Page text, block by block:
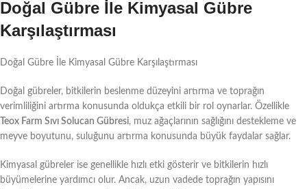
Doğal Gübre İle Kimyasal Gübre
Karşılaştırması
Doğal Gübre İle Kimyasal Gübre Karşılaştırması
Doğal gübreler, bitkilerin beslenme düzeyini artırma ve toprağın
verimliliğini artırma konusunda oldukça etkili bir rol oynarlar. Özellikle
Teox Farm Sıvı Solucan Gübresi, muz ağaçlarının sağlığını destekleme ve
meyve boyutunu, suluğunu artırma konusunda büyük faydalar sağlar.
Kimyasal gübreler ise genellikle hızlı etki gösterir ve bitkilerin hızlı
büyümelerine yardımcı olur. Ancak, uzun vadede toprağın yapısını